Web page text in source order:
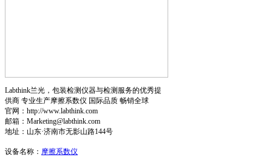
Labthink兰光，包装检测仪器与检测服务的优秀提
供商 专业生产摩擦系数仪 国际品质 畅销全球
官网：http://www.labthink.com
邮箱：Marketing@labthink.com
地址：山东·济南市无影山路144号
设备名称： 摩擦系数仪